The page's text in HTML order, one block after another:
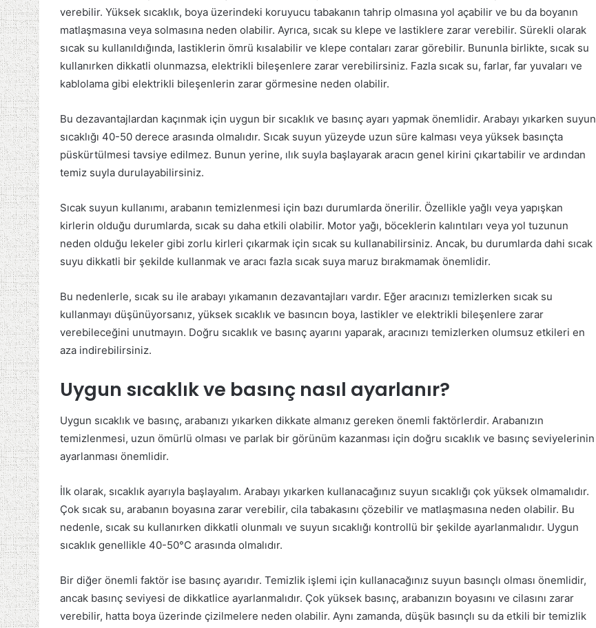
verebilir. Yüksek sıcaklık, boya üzerindeki koruyucu tabakanın tahrip olmasına yol açabilir ve bu da boyanın
matlaşmasına veya solmasına neden olabilir. Ayrıca, sıcak su klepe ve lastiklere zarar verebilir. Sürekli olarak
sıcak su kullanıldığında, lastiklerin ömrü kısalabilir ve klepe contaları zarar görebilir. Bununla birlikte, sıcak su
kullanırken dikkatli olunmazsa, elektrikli bileşenlere zarar verebilirsiniz. Fazla sıcak su, farlar, far yuvaları ve
kablolama gibi elektrikli bileşenlerin zarar görmesine neden olabilir.
Bu dezavantajlardan kaçınmak için uygun bir sıcaklık ve basınç ayarı yapmak önemlidir. Arabayı yıkarken suyun
sıcaklığı 40-50 derece arasında olmalıdır. Sıcak suyun yüzeyde uzun süre kalması veya yüksek basınçta
püskürtülmesi tavsiye edilmez. Bunun yerine, ılık suyla başlayarak aracın genel kirini çıkartabilir ve ardından
temiz suyla durulayabilirsiniz.
Sıcak suyun kullanımı, arabanın temizlenmesi için bazı durumlarda önerilir. Özellikle yağlı veya yapışkan
kirlerin olduğu durumlarda, sıcak su daha etkili olabilir. Motor yağı, böceklerin kalıntıları veya yol tuzunun
neden olduğu lekeler gibi zorlu kirleri çıkarmak için sıcak su kullanabilirsiniz. Ancak, bu durumlarda dahi sıcak
suyu dikkatli bir şekilde kullanmak ve aracı fazla sıcak suya maruz bırakmamak önemlidir.
Bu nedenlerle, sıcak su ile arabayı yıkamanın dezavantajları vardır. Eğer aracınızı temizlerken sıcak su
kullanmayı düşünüyorsanız, yüksek sıcaklık ve basıncın boya, lastikler ve elektrikli bileşenlere zarar
verebileceğini unutmayın. Doğru sıcaklık ve basınç ayarını yaparak, aracınızı temizlerken olumsuz etkileri en
aza indirebilirsiniz.
Uygun sıcaklık ve basınç nasıl ayarlanır?
Uygun sıcaklık ve basınç, arabanızı yıkarken dikkate almanız gereken önemli faktörlerdir. Arabanızın
temizlenmesi, uzun ömürlü olması ve parlak bir görünüm kazanması için doğru sıcaklık ve basınç seviyelerinin
ayarlanması önemlidir.
İlk olarak, sıcaklık ayarıyla başlayalım. Arabayı yıkarken kullanacağınız suyun sıcaklığı çok yüksek olmamalıdır.
Çok sıcak su, arabanın boyasına zarar verebilir, cila tabakasını çözebilir ve matlaşmasına neden olabilir. Bu
nedenle, sıcak su kullanırken dikkatli olunmalı ve suyun sıcaklığı kontrollü bir şekilde ayarlanmalıdır. Uygun
sıcaklık genellikle 40-50°C arasında olmalıdır.
Bir diğer önemli faktör ise basınç ayarıdır. Temizlik işlemi için kullanacağınız suyun basınçlı olması önemlidir,
ancak basınç seviyesi de dikkatlice ayarlanmalıdır. Çok yüksek basınç, arabanızın boyasını ve cilasını zarar
verebilir, hatta boya üzerinde çizilmelere neden olabilir. Aynı zamanda, düşük basınçlı su da etkili bir temizlik